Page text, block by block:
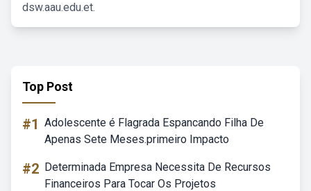
dsw.aau.edu.et.
Top Post
#1 Adolescente é Flagrada Espancando Filha De
Apenas Sete Meses.primeiro Impacto
#2 Determinada Empresa Necessita De Recursos
Financeiros Para Tocar Os Projetos